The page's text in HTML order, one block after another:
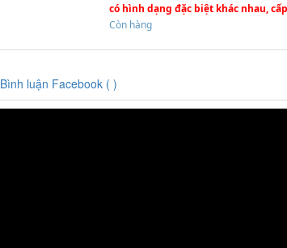
có hình dạng đặc biệt khác nhau,
Còn hàng
Bình luận Facebook ( )